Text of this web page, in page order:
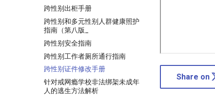
跨性别出柜手册
跨性别和多元性别人群健康照护
指南（第八版_
跨性别安全指南
跨性别工作者厕所通行指南
跨性别证件修改手册
针对戒网瘾学校非法绑架未成年
人的逃生方法解析
Share on